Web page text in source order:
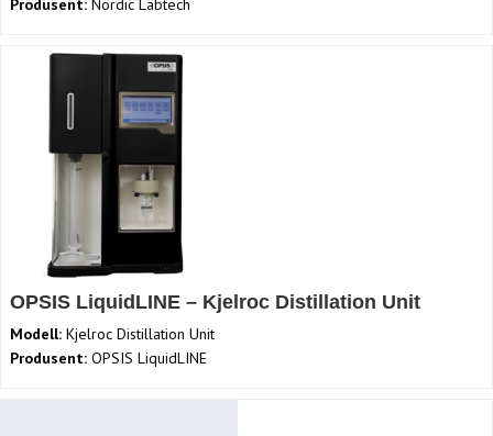
Produsent: Nordic Labtech
OPSIS LiquidLINE – Kjelroc Distillation Unit
Modell: Kjelroc Distillation Unit
Produsent: OPSIS LiquidLINE